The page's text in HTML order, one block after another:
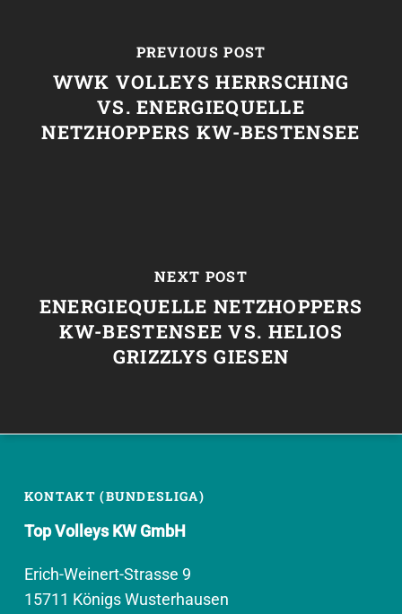
PREVIOUS POST
WWK VOLLEYS HERRSCHING
VS. ENERGIEQUELLE
NETZHOPPERS KW-BESTENSEE
NEXT POST
ENERGIEQUELLE NETZHOPPERS
KW-BESTENSEE VS. HELIOS
GRIZZLYS GIESEN
KONTAKT (BUNDESLIGA)
Top Volleys KW GmbH
Erich-Weinert-Strasse 9
15711 Königs Wusterhausen